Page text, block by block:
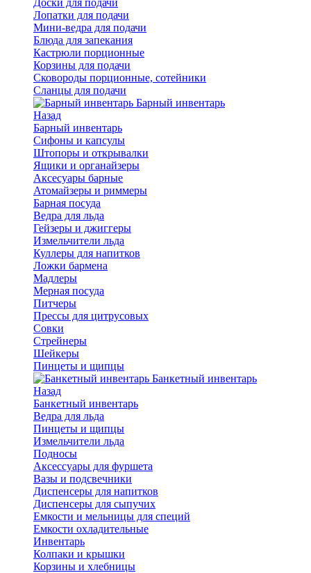
Лопатки для подачи
Мини-ведра для подачи
Блюда для запекания
Кастрюли порционные
Корзины для подачи
Сковороды порционные, сотейники
Сланцы для подачи
Барный инвентарь
Назад
Барный инвентарь
Сифоны и капсулы
Штопоры и открывалки
Ящики и органайзеры
Аксесуары барные
Атомайзеры и риммеры
Барная посуда
Ведра для льда
Гейзеры и джиггеры
Измельчители льда
Куллеры для напитков
Ложки бармена
Мадлеры
Мерная посуда
Питчеры
Прессы для цитрусовых
Совки
Стрейнеры
Шейкеры
Пинцеты и щипцы
Банкетный инвентарь
Назад
Банкетный инвентарь
Ведра для льда
Пинцеты и щипцы
Измельчители льда
Подносы
Аксессуары для фуршета
Вазы и подсвечники
Диспенсеры для напитков
Диспенсеры для сыпучих
Емкости и мельницы для специй
Емкости охладительные
Инвентарь
Колпаки и крышки
Корзины и хлебницы